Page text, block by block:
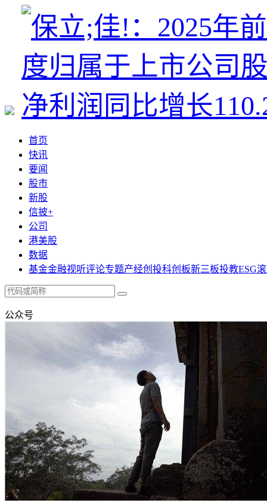
首页
快讯
要闻
股市
新股
信披+
公司
港美股
数据
基金金融视听评论专题产经创投科创板新三板投教ESG
公众号